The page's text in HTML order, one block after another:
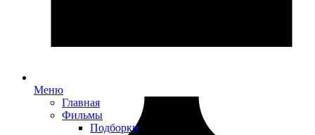
Меню
Главная
Фильмы
Подборки